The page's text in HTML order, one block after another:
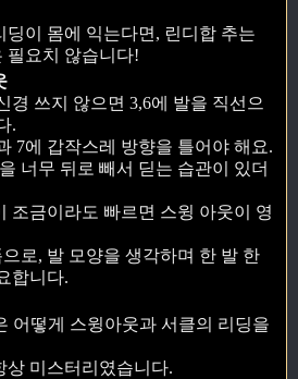
딩이 몸에 익는다면, 린디합 추는
필요치 않습니다!
경 쓰지 않으면 3,6에 발을 직선으
.
7에 갑작스레 방향을 틀어야 해요.
너무 뒤로 빼서 딛는 습관이 있더
조금이라도 빠르면 스윙 아웃이 영
로, 발 모양을 생각하며 한 발 한
합니다.
어떻게 스윙아웃과 서클의 리딩을
상 미스터리였습니다.